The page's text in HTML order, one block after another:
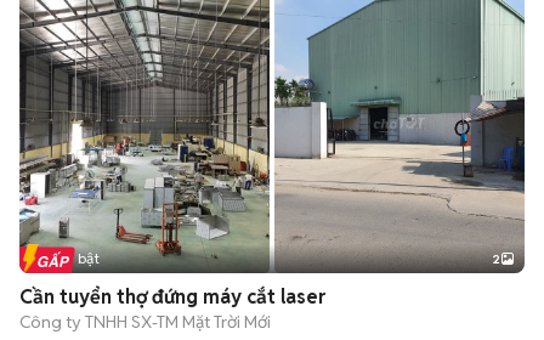
Tin nổi bật 2
Cần tuyển thợ đứng máy cắt laser
Công ty TNHH SX-TM Mặt Trời Mới